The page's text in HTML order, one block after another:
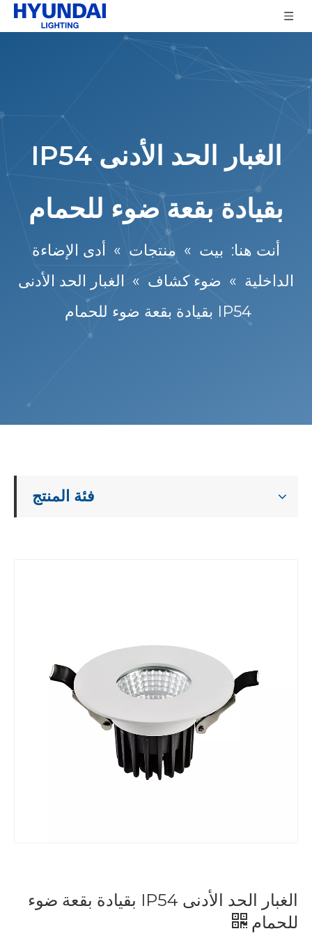
الغبار الحد الأدنى IP54
بقيادة بقعة ضوء للحمام
أنت هنا: بيت » منتجات » أدى الإضاءة
الداخلية » ضوء كشاف » الغبار الحد الأدنى
IP54 بقيادة بقعة ضوء للحمام
فئة المنتج
الغبار الحد الأدنى IP54 بقيادة بقعة ضوء
للحمام